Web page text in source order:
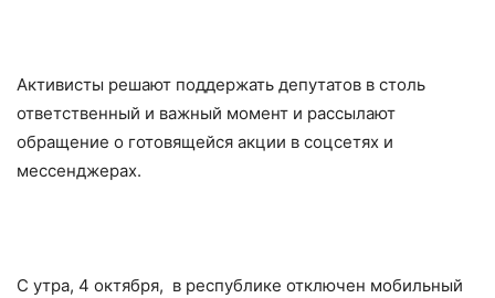
Активисты решают поддержать депутатов в столь
ответственный и важный момент и рассылают
обращение о готовящейся акции в соцсетях и
мессенджерах.
С утра, 4 октября, в республике отключен мобильный